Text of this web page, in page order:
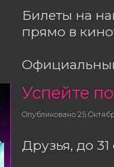
Билеты на
прямо в
Успейте
Опубликовано 25
Друзья, до